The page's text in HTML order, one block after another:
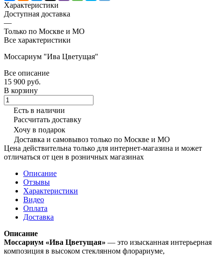
Характеристики
Доступная доставка
—
Только по Москве и МО
Все характеристики
Моссариум "Ива Цветущая"
Все описание
15 900 руб.
В корзину
Есть в наличии
Рассчитать доставку
Хочу в подарок
Доставка и самовывоз только по Москве и МО
Цена действительна только для интернет-магазина и может
отличаться от цен в розничных магазинах
Описание
Отзывы
Характеристики
Видео
Оплата
Доставка
Описание
Моссариум «Ива Цветущая» — это изысканная интерьерная
композиция в высоком стеклянном флорариуме,